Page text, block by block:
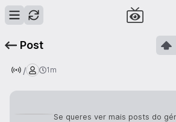
Post
/ 1m
Se queres ver mais posts do